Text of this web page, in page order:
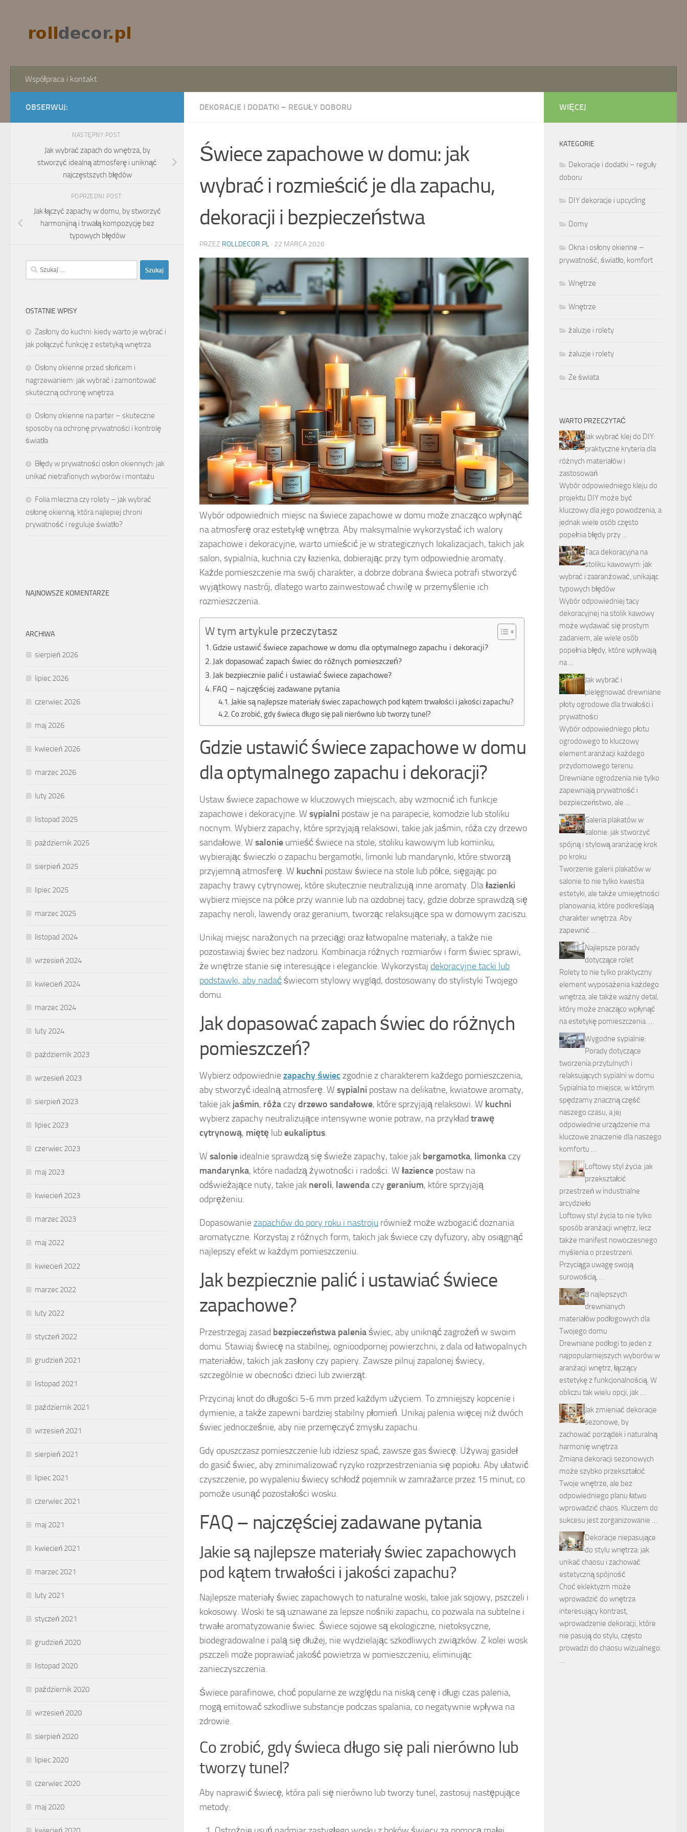
Współpraca i kontakt
DEKORACJE I DODATKI – REGUŁY DOBORU
Świece zapachowe w domu: jak
wybrać i rozmieścić je dla zapachu,
dekoracji i bezpieczeństwa
PRZEZ ROLLDECOR.PL · 22 MARCA 2026
Wybór odpowiednich miejsc na świece zapachowe w domu może znacząco wpłynąć
na atmosferę oraz estetykę wnętrza. Aby maksymalnie wykorzystać ich walory
zapachowe i dekoracyjne, warto umieścić je w strategicznych lokalizacjach, takich jak
salon, sypialnia, kuchnia czy łazienka, dobierając przy tym odpowiednie aromaty.
Każde pomieszczenie ma swój charakter, a dobrze dobrana świeca potrafi stworzyć
wyjątkowy nastrój, dlatego warto zainwestować chwilę w przemyślenie ich
rozmieszczenia.
W tym artykule przeczytasz
Gdzie ustawić świece zapachowe w domu dla optymalnego zapachu i dekoracji?
Jak dopasować zapach świec do różnych pomieszczeń?
Jak bezpiecznie palić i ustawiać świece zapachowe?
FAQ – najczęściej zadawane pytania
Jakie są najlepsze materiały świec zapachowych pod kątem trwałości i jakości zapachu?
Co zrobić, gdy świeca długo się pali nierówno lub tworzy tunel?
Gdzie ustawić świece zapachowe w domu
dla optymalnego zapachu i dekoracji?
Ustaw świece zapachowe w kluczowych miejscach, aby wzmocnić ich funkcje
zapachowe i dekoracyjne. W sypialni postaw je na parapecie, komodzie lub stoliku
nocnym. Wybierz zapachy, które sprzyjają relaksowi, takie jak jaśmin, róża czy drzewo
sandałowe. W salonie umieść świece na stole, stoliku kawowym lub kominku,
wybierając świeczki o zapachu bergamotki, limonki lub mandarynki, które stworzą
przyjemną atmosferę. W kuchni postaw świece na stole lub półce, sięgając po
zapachy trawy cytrynowej, które skutecznie neutralizują inne aromaty. Dlałazienki
wybierz miejsce na półce przy wannie lub na ozdobnej tacy, gdzie dobrze sprawdzą się
zapachy neroli, lawendy oraz geranium, tworząc relaksujące spa w domowym zaciszu.
Unikaj miejsc narażonych na przeciągi oraz łatwopalne materiały, a także nie
pozostawiaj świec bez nadzoru. Kombinacja różnych rozmiarów i form świec sprawi,
że wnętrze stanie się interesujące i eleganckie. Wykorzystaj dekoracyjne tacki lub
podstawki, aby nadaćświecom stylowy wygląd, dostosowany do stylistyki Twojego
domu.
Jak dopasować zapach świec do różnych
pomieszczeń?
Wybierz odpowiedniezapachy świeczgodnie z charakterem każdego pomieszczenia,
aby stworzyć idealną atmosferę. W sypialni postaw na delikatne, kwiatowe aromaty,
takie jak jaśmin, róża czy drzewo sandałowe, które sprzyjają relaksowi. W kuchni
wybierz zapachy neutralizujące intensywne wonie potraw, na przykład trawę
cytrynową, miętę lubeukaliptus.
W salonie idealnie sprawdzą się świeże zapachy, takie jak bergamotka, limonka czy
mandarynka, które nadadzą żywotności i radości. W łazience postaw na
odświeżające nuty, takie jak neroli, lawenda czy geranium, które sprzyjają
odprężeniu.
Dopasowaniezapachów do pory roku i nastroju również może wzbogacić doznania
aromatyczne. Korzystaj z różnych form, takich jak świece czy dyfuzory, aby osiągnąć
najlepszy efekt w każdym pomieszczeniu.
Jak bezpiecznie palić i ustawiać świece
zapachowe?
Przestrzegaj zasad bezpieczeństwa paleniaświec, aby uniknąć zagrożeń w swoim
domu. Stawiaj świecę na stabilnej, ognioodpornej powierzchni, z dala od łatwopalnych
materiałów, takich jak zasłony czy papiery. Zawsze pilnuj zapalonej świecy,
szczególnie w obecności dzieci lub zwierząt.
Przycinaj knot do długości 5-6 mm przed każdym użyciem. To zmniejszy kopcenie i
dymienie, a także zapewni bardziej stabilny płomień. Unikaj palenia więcej niż dwóch
świec jednocześnie, aby nie przemęczyć zmysłu zapachu.
Gdy opuszczasz pomieszczenie lub idziesz spać, zawsze gas świecę. Używaj gasideł
do gasić świec, aby zminimalizować ryzyko rozprzestrzeniania się popiołu. Aby ułatwić
czyszczenie, po wypaleniu świecy schłodź pojemnik w zamrażarce przez 15 minut, co
pomoże usunąć pozostałości wosku.
FAQ – najczęściej zadawane pytania
Jakie są najlepsze materiały świec zapachowych
pod kątem trwałości i jakości zapachu?
Najlepsze materiały świec zapachowych to naturalne woski, takie jak sojowy, pszczeli i
kokosowy. Woski te są uznawane za lepsze nośniki zapachu, co pozwala na subtelne i
trwałe aromatyzowanie świec. Świece sojowe są ekologiczne, nietoksyczne,
biodegradowalne i palą się dłużej, nie wydzielając szkodliwych związków. Z kolei wosk
pszczeli może poprawiać jakość powietrza w pomieszczeniu, eliminując
zanieczyszczenia.
Świece parafinowe, choć popularne ze względu na niską cenę i długi czas palenia,
mogą emitować szkodliwe substancje podczas spalania, co negatywnie wpływa na
zdrowie.
Co zrobić, gdy świeca długo się pali nierówno lub
tworzy tunel?
Aby naprawić świecę, która pali się nierówno lub tworzy tunel, zastosuj następujące
metody:
OBSERWUJ:
NASTĘPNY POST
Jak wybrać zapach do wnętrza, by
stworzyć idealną atmosferę i uniknąć
najczęstszych błędów
POPRZEDNI POST
Jak łączyć zapachy w domu, by stworzyć
harmonijną i trwałą kompozycję bez
typowych błędów
Szukaj:
OSTATNIE WPISY
Zasłony do kuchni: kiedy warto je wybrać i
jak połączyć funkcję z estetyką wnętrza
Osłony okienne przed słońcem i
nagrzewaniem: jak wybrać i zamontować
skuteczną ochronę wnętrza
Osłony okienne na parter – skuteczne
sposoby na ochronę prywatności i kontrolę
światła
Błędy w prywatności osłon okiennych: jak
unikać nietrafionych wyborów i montażu
Folia mleczna czy rolety – jak wybrać
osłonę okienną, która najlepiej chroni
prywatność i reguluje światło?
NAJNOWSZE KOMENTARZE
ARCHIWA
sierpień 2026
lipiec 2026
czerwiec 2026
maj 2026
kwiecień 2026
marzec 2026
luty 2026
listopad 2025
październik 2025
sierpień 2025
lipiec 2025
marzec 2025
listopad 2024
wrzesień 2024
kwiecień 2024
marzec 2024
luty 2024
październik 2023
wrzesień 2023
sierpień 2023
lipiec 2023
czerwiec 2023
maj 2023
kwiecień 2023
marzec 2023
maj 2022
kwiecień 2022
marzec 2022
luty 2022
styczeń 2022
grudzień 2021
listopad 2021
październik 2021
wrzesień 2021
sierpień 2021
lipiec 2021
czerwiec 2021
maj 2021
kwiecień 2021
marzec 2021
luty 2021
styczeń 2021
grudzień 2020
listopad 2020
październik 2020
wrzesień 2020
sierpień 2020
lipiec 2020
czerwiec 2020
maj 2020
WIĘCEJ
KATEGORIE
Dekoracje i dodatki – reguły
doboru
DIY dekoracje i upcycling
Domy
Okna i osłony okienne –
prywatność, światło, komfort
Wnętrze
Wnętrze
żaluzje i rolety
żaluzje i rolety
Ze świata
WARTO PRZECZYTAĆ
Jak wybrać klej do DIY:
praktyczne kryteria dla
różnych materiałów i
zastosowań
Wybór odpowiedniego kleju do
projektu DIY może być
kluczowy dla jego powodzenia, a
jednak wiele osób często
popełnia błędy przy …
Taca dekoracyjna na
stoliku kawowym: jak
wybrać i zaaranżować, unikając
typowych błędów
Wybór odpowiedniej tacy
dekoracyjnej na stolik kawowy
może wydawać się prostym
zadaniem, ale wiele osób
popełnia błędy, które wpływają
na …
Jak wybrać i
pielęgnować drewniane
płoty ogrodowe dla trwałości i
prywatności
Wybór odpowiedniego płotu
ogrodowego to kluczowy
element aranżacji każdego
przydomowego terenu.
Drewniane ogrodzenia nie tylko
zapewniają prywatność i
bezpieczeństwo, ale …
Galeria plakatów w
salonie: jak stworzyć
spójną i stylową aranżację krok
po kroku
Tworzenie galerii plakatów w
salonie to nie tylko kwestia
estetyki, ale także umiejętności
planowania, które podkreślają
charakter wnętrza. Aby
zapewnić …
Najlepsze porady
dotyczące rolet
Rolety to nie tylko praktyczny
element wyposażenia każdego
wnętrza, ale także ważny detal,
który może znacząco wpłynąć
na estetykę pomieszczenia. …
Wygodne sypialnie:
Porady dotyczące
tworzenia przytulnych i
relaksujących sypialni w domu
Sypialnia to miejsce, w którym
spędzamy znaczną część
naszego czasu, a jej
odpowiednie urządzenie ma
kluczowe znaczenie dla naszego
komfortu …
Loftowy styl życia: jak
przekształcić
przestrzeń w industrialne
arcydzieło
Loftowy styl życia to nie tylko
sposób aranżacji wnętrz, lecz
także manifest nowoczesnego
myślenia o przestrzeni.
Przyciąga uwagę swoją
surowością, …
8 najlepszych
drewnianych
materiałów podłogowych dla
Twojego domu
Drewniane podłogi to jeden z
najpopularniejszych wyborów w
aranżacji wnętrz, łączący
estetykę z funkcjonalnością. W
obliczu tak wielu opcji, jak …
Jak zmieniać dekoracje
sezonowe, by
zachować porządek i naturalną
harmonię wnętrza
Zmiana dekoracji sezonowych
może szybko przekształcić
Twoje wnętrze, ale bez
odpowiedniego planu łatwo
wprowadzić chaos. Kluczem do
sukcesu jest zorganizowanie …
Dekoracje niepasujące
do stylu wnętrza: jak
unikać chaosu i zachować
estetyczną spójność
Choć eklektyzm może
wprowadzić do wnętrza
interesujący kontrast,
wprowadzenie dekoracji, które
nie pasują do stylu, często
prowadzi do chaosu wizualnego.
…